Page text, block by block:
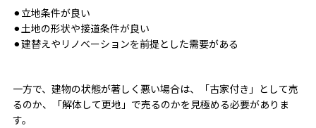
⚫︎立地条件が良い
⚫︎土地の形状や接道条件が良い
⚫︎建替えやリノベーションを前提とした需要がある
一方で、建物の状態が著しく悪い場合は、「古家付き」として売
るのか、「解体して更地」で売るのかを見極める必要がありま
す。